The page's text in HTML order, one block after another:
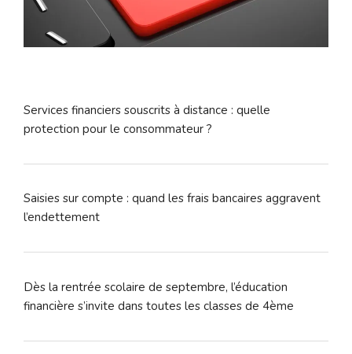
Services financiers souscrits à distance : quelle
protection pour le consommateur ?
Saisies sur compte : quand les frais bancaires aggravent
l’endettement
Dès la rentrée scolaire de septembre, l’éducation
financière s’invite dans toutes les classes de 4ème